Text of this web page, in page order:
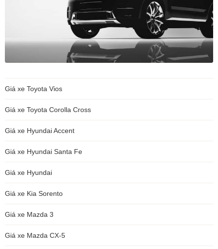
Giá xe Toyota Vios
Giá xe Toyota Corolla Cross
Giá xe Hyundai Accent
Giá xe Hyundai Santa Fe
Giá xe Hyundai
Giá xe Kia Sorento
Giá xe Mazda 3
Giá xe Mazda CX-5